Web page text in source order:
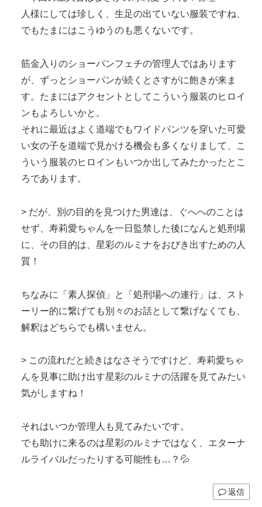
人様にしては珍しく、生足の出ていない服装ですね、
でもたまにはこうゆうのも悪くないです。
筋金入りのショーパンフェチの管理人ではあります
が、ずっとショーパンが続くとさすがに飽きが来ま
す。たまにはアクセントとしてこういう服装のヒロイ
ンもよろしいかと。
それに最近はよく道端でもワイドパンツを穿いた可愛
い女の子を道端で見かける機会も多くなりまして、こ
ういう服装のヒロインもいつか出してみたかったとこ
ろであります。
> だが、別の目的を見つけた男達は、ぐへへのことは
せず、寿莉愛ちゃんを一日監禁した後になんと処刑場
に、その目的は、星彩のルミナをおびき出すための人
質！
ちなみに「素人探偵」と「処刑場への連行」は、スト
ーリー的に繋げても別々のお話として繋げなくても、
解釈はどちらでも構いません。
> この流れだと続きはなさそうですけど、寿莉愛ちゃ
んを見事に助け出す星彩のルミナの活躍を見てみたい
気がしますね！
それはいつか管理人も見てみたいです。
でも助けに来るのは星彩のルミナではなく、エターナ
ルライバルだったりする可能性も…？💦
返信